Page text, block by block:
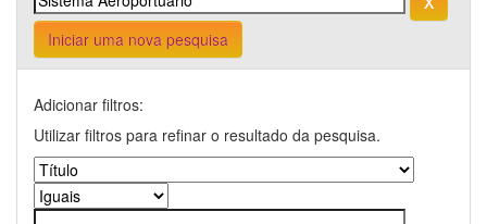
Iniciar uma nova pesquisa
Adicionar filtros:
Utilizar filtros para refinar o resultado da pesquisa.